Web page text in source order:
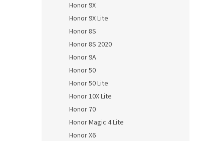
Honor 9X
Honor 9X Lite
Honor 8S
Honor 8S 2020
Honor 9A
Honor 50
Honor 50 Lite
Honor 10X Lite
Honor 70
Honor Magic 4 Lite
Honor X6